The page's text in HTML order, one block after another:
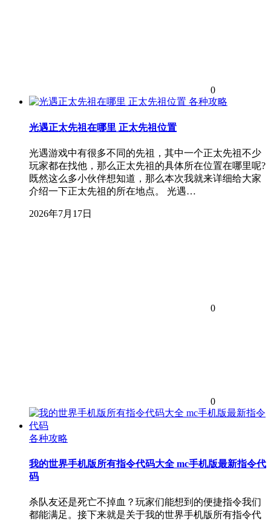
0
各种攻略
光遇正太先祖在哪里 正太先祖位置
光遇游戏中有很多不同的先祖，其中一个正太先祖不少
玩家都在找他，那么正太先祖的具体所在位置在哪里呢?
既然这么多小伙伴想知道，那么本次我就来详细给大家
介绍一下正太先祖的所在地点。 光遇…
2026年7月17日
0
0
各种攻略
我的世界手机版所有指令代码大全 mc手机版最新指令代
码
杀队友还是死亡不掉血？玩家们能想到的便捷指令我们
都能满足。接下来就是关于我的世界手机版所有指令代